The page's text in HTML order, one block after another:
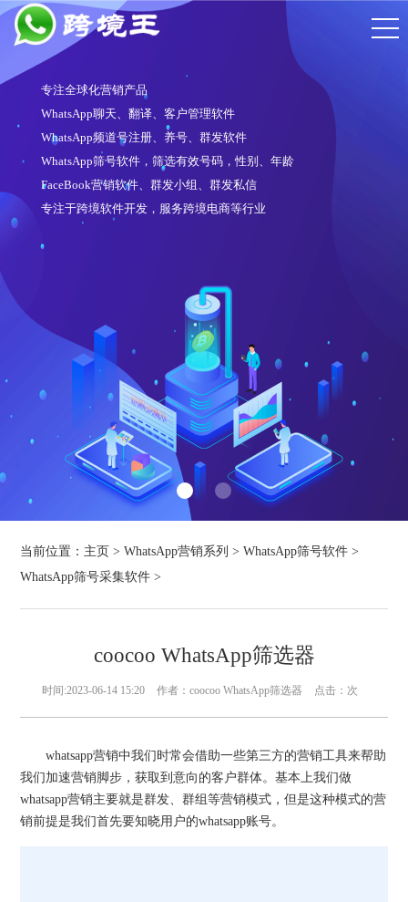
专注全球化营销产品
WhatsApp聊天、翻译、客户管理软件
WhatsApp频道号注册、养号、群发软件
WhatsApp筛号软件，筛选有效号码，性别、年龄
FaceBook营销软件、群发小组、群发私信
专注于跨境软件开发，服务跨境电商等行业
当前位置： 主页 >WhatsApp营销系列 >WhatsApp筛号软件 >
WhatsApp筛号采集软件 >
coocoo WhatsApp筛选器
时间:2023-06-14 15:20 作者：coocoo WhatsApp筛选器 点击： 次
whatsapp营销中我们时常会借助一些第三方的营销工具来帮助
我们加速营销脚步，获取到意向的客户群体。基本上我们做
whatsapp营销主要就是群发、群组等营销模式，但是这种模式的营
销前提是我们首先要知晓用户的whatsapp账号。